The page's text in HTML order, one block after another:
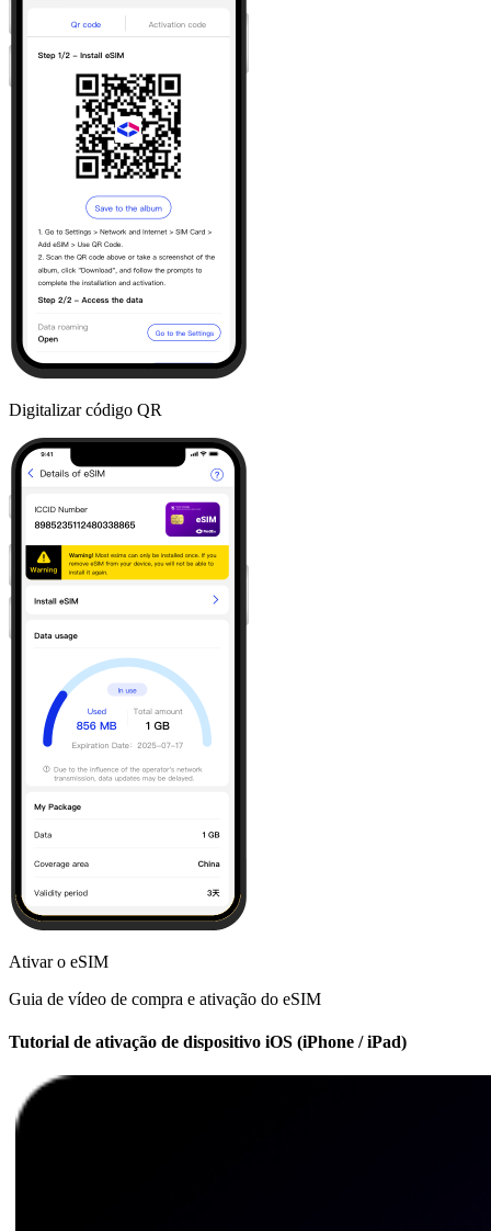
Digitalizar código QR
Ativar o eSIM
Guia de vídeo de compra e ativação do eSIM
Tutorial de ativação de dispositivo iOS (iPhone / iPad)